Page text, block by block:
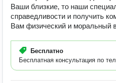
Ваши близкие, то наши
справедливости и получить
Вам физический и моральный
Бесплатно
Бесплатная консультация по